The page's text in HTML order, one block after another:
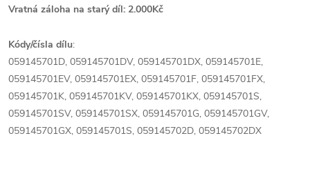
Vratná záloha na starý díl: 2.000Kč
Kódy/čísla dílu:
059145701D, 059145701DV, 059145701DX, 059145701E,
059145701EV, 059145701EX, 059145701F, 059145701FX,
059145701K, 059145701KV, 059145701KX, 059145701S,
059145701SV, 059145701SX, 059145701G, 059145701GV,
059145701GX, 059145701S, 059145702D, 059145702DX